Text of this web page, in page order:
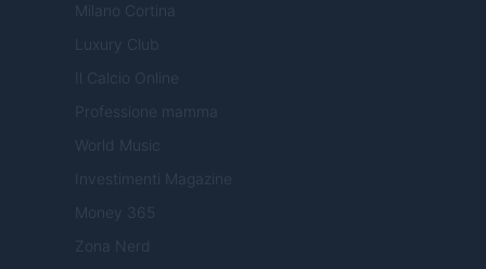
Milano Cortina
Luxury Club
Il Calcio Online
Professione mamma
World Music
Investimenti Magazine
Money 365
Zona Nerd